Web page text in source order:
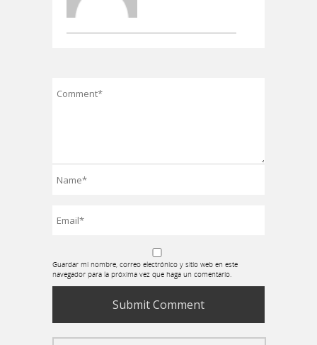
Guardar mi nombre, correo electrónico y sitio web en este
navegador para la próxima vez que haga un comentario.